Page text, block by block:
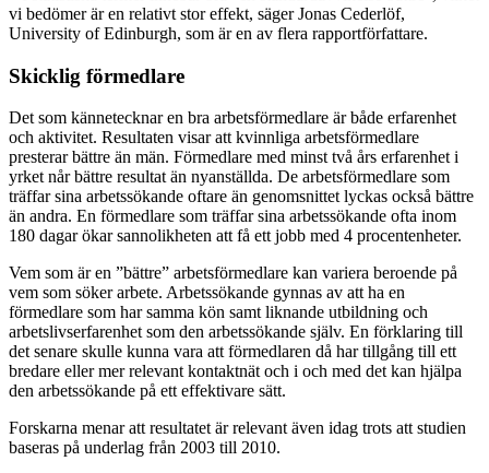
vi bedömer är en relativt stor effekt, säger Jonas Cederlöf,
University of Edinburgh, som är en av flera rapportförfattare.
Skicklig förmedlare
Det som kännetecknar en bra arbetsförmedlare är både erfarenhet
och aktivitet. Resultaten visar att kvinnliga arbetsförmedlare
presterar bättre än män. Förmedlare med minst två års erfarenhet i
yrket når bättre resultat än nyanställda. De arbetsförmedlare som
träffar sina arbetssökande oftare än genomsnittet lyckas också bättre
än andra. En förmedlare som träffar sina arbetssökande ofta inom
180 dagar ökar sannolikheten att få ett jobb med 4 procentenheter.
Vem som är en ”bättre” arbetsförmedlare kan variera beroende på
vem som söker arbete. Arbetssökande gynnas av att ha en
förmedlare som har samma kön samt liknande utbildning och
arbetslivserfarenhet som den arbetssökande själv. En förklaring till
det senare skulle kunna vara att förmedlaren då har tillgång till ett
bredare eller mer relevant kontaktnät och i och med det kan hjälpa
den arbetssökande på ett effektivare sätt.
Forskarna menar att resultatet är relevant även idag trots att studien
baseras på underlag från 2003 till 2010.